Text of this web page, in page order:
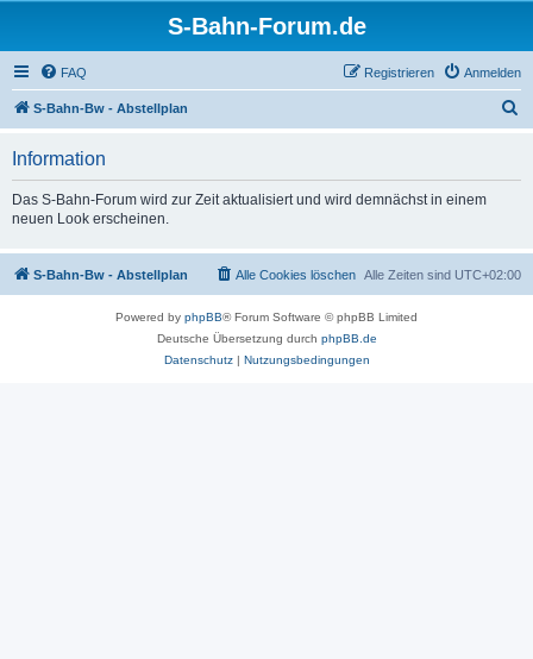
S-Bahn-Forum.de
FAQ Anmelden
Registrieren
S-Bahn-Bw - Abstellplan
Information
Das S-Bahn-Forum wird zur Zeit aktualisiert und wird demnächst in einem
neuen Look erscheinen.
S-Bahn-Bw - Abstellplan Alle Zeiten sind UTC+02:00
Alle Cookies löschen
Powered by phpBB® Forum Software © phpBB Limited
Deutsche Übersetzung durch phpBB.de
Datenschutz| Nutzungsbedingungen